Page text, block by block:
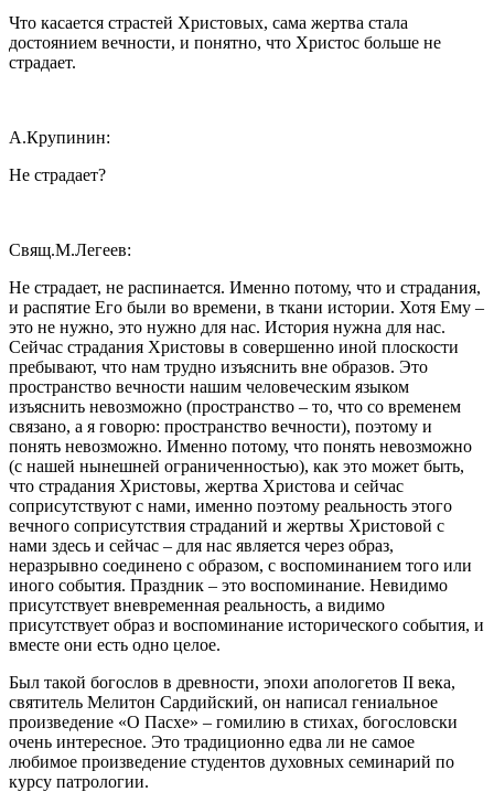
Что касается страстей Христовых, сама жертва стала
достоянием вечности, и понятно, что Христос больше не
страдает.
А.Крупинин:
Не страдает?
Свящ.М.Легеев:
Не страдает, не распинается. Именно потому, что и страдания,
и распятие Его были во времени, в ткани истории. Хотя Ему –
это не нужно, это нужно для нас. История нужна для нас.
Сейчас страдания Христовы в совершенно иной плоскости
пребывают, что нам трудно изъяснить вне образов. Это
пространство вечности нашим человеческим языком
изъяснить невозможно (пространство – то, что со временем
связано, а я говорю: пространство вечности), поэтому и
понять невозможно. Именно потому, что понять невозможно
(с нашей нынешней ограниченностью), как это может быть,
что страдания Христовы, жертва Христова и сейчас
соприсутствуют с нами, именно поэтому реальность этого
вечного соприсутствия страданий и жертвы Христовой с
нами здесь и сейчас – для нас является через образ,
неразрывно соединено с образом, с воспоминанием того или
иного события. Праздник – это воспоминание. Невидимо
присутствует вневременная реальность, а видимо
присутствует образ и воспоминание исторического события, и
вместе они есть одно целое.
Был такой богослов в древности, эпохи апологетов II века,
святитель Мелитон Сардийский, он написал гениальное
произведение «О Пасхе» – гомилию в стихах, богословски
очень интересное. Это традиционно едва ли не самое
любимое произведение студентов духовных семинарий по
курсу патрологии.